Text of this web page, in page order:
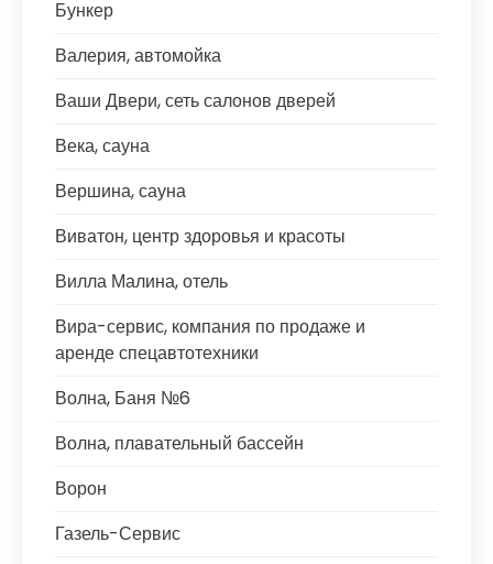
Бункер
Валерия, автомойка
Ваши Двери, сеть салонов дверей
Века, сауна
Вершина, сауна
Виватон, центр здоровья и красоты
Вилла Малина, отель
Вира-сервис, компания по продаже и
аренде спецавтотехники
Волна, Баня №6
Волна, плавательный бассейн
Ворон
Газель-Сервис